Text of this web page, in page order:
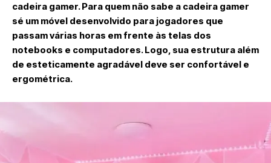
cadeira gamer. Para quem não sabe a cadeira gamer
sé um móvel desenvolvido para jogadores que
passam várias horas em frente às telas dos
notebooks e computadores. Logo, sua estrutura além
de esteticamente agradável deve ser confortável e
ergométrica.